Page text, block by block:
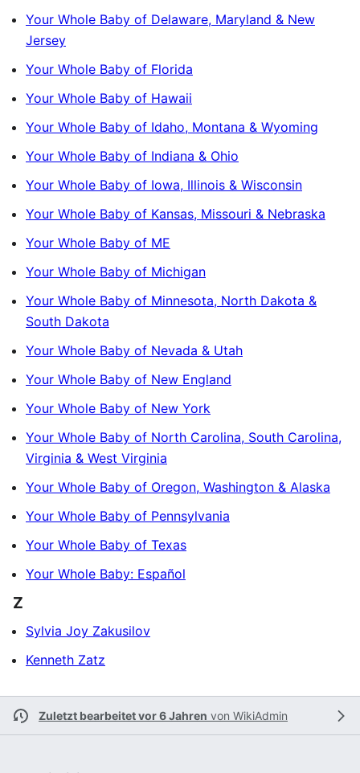
Your Whole Baby of Delaware, Maryland & New
Jersey
Your Whole Baby of Florida
Your Whole Baby of Hawaii
Your Whole Baby of Idaho, Montana & Wyoming
Your Whole Baby of Indiana & Ohio
Your Whole Baby of Iowa, Illinois & Wisconsin
Your Whole Baby of Kansas, Missouri & Nebraska
Your Whole Baby of ME
Your Whole Baby of Michigan
Your Whole Baby of Minnesota, North Dakota &
South Dakota
Your Whole Baby of Nevada & Utah
Your Whole Baby of New England
Your Whole Baby of New York
Your Whole Baby of North Carolina, South Carolina,
Virginia & West Virginia
Your Whole Baby of Oregon, Washington & Alaska
Your Whole Baby of Pennsylvania
Your Whole Baby of Texas
Your Whole Baby: Español
Z
Sylvia Joy Zakusilov
Kenneth Zatz
Zuletzt bearbeitet vor 6 Jahren von WikiAdmin